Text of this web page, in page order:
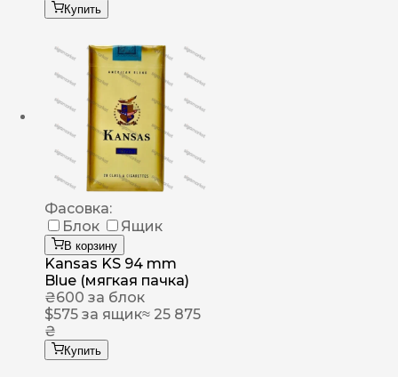
Купить
Фасовка:
Блок
Ящик
В корзину
Kansas KS 94 mm
Blue (мягкая пачка)
₴600 за блок
$575 за ящик≈ 25 875
₴
Купить